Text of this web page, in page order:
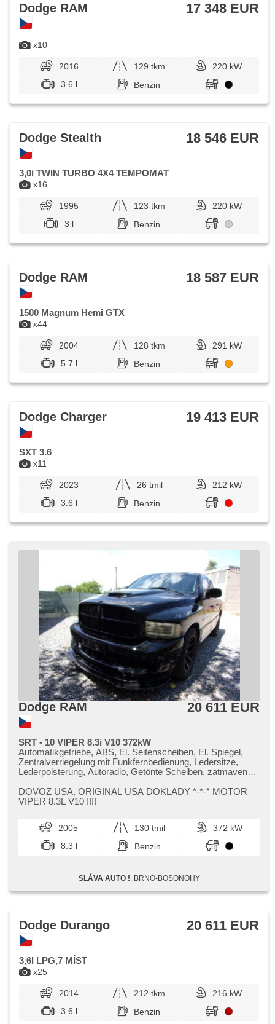
x10
Dodge RAM 17 348 EUR
2016 129 tkm
220 kW
3.6 l
Benzin
x16
Dodge Stealth 18 546 EUR
3,0i TWIN TURBO 4X4 TEMPOMAT
1995 123 tkm
220 kW
3 l
Benzin
x44
Dodge RAM 18 587 EUR
1500 Magnum Hemi GTX
2004 128 tkm
291 kW
5.7 l
Benzin
x11
Dodge Charger 19 413 EUR
SXT 3.6
2023 26 tmil
212 kW
3.6 l
Benzin
Dodge RAM 20 611 EUR
SRT - 10 VIPER 8.3i V10 372kW
Automatikgetriebe, ABS, El. Seitenscheiben, El. Spiegel,
Zentralverriegelung mit Funkfernbedienung, Ledersitze,
Lederpolsterung, Autoradio, Getönte Scheiben, zatmavená
DOVOZ USA,​ ORIGINÁL USA DOKLADY ​*​-​*​-​* MOTOR
VIPER 8.3L V10 !!!!
2005 130 tmil
372 kW
8.3 l
Benzin
SLÁVA AUTO ! , BRNO-BOSONOHY
x25
Dodge Durango 20 611 EUR
3,6I LPG,7 MÍST
2014 212 tkm
216 kW
3.6 l
Benzin